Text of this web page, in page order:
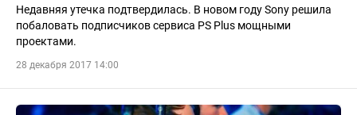
Недавняя утечка подтвердилась. В новом году Sony решила
побаловать подписчиков сервиса PS Plus мощными
проектами.
28 декабря 2017 14:00